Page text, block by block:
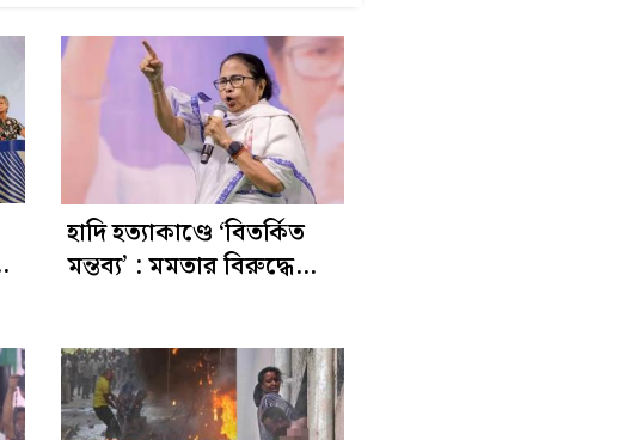
হাদি হত্যাকাণ্ডে ‘বিতর্কিত
মন্তব্য’ : মমতার বিরুদ্ধে